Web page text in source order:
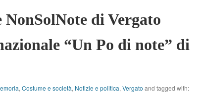
di Vergato
“Un Po di note” di
, Costume e società, Notizie e politica, Vergato and tagged with: